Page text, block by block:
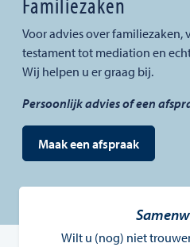
Voor advies over
testament tot mediation en
Wij helpen u er graag bij.
Persoonlijk advies of een
Maak een afspraak
Wilt u (nog) niet